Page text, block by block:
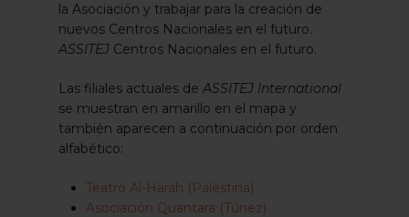
la Asociación y trabajar para la creación de
nuevos Centros Nacionales en el futuro.
ASSITEJ Centros Nacionales en el futuro.
Las filiales actuales deASSITEJ International
se muestran en amarillo en el mapa y
también aparecen a continuación por orden
alfabético:
Teatro Al-Harah (Palestina)
Asociación Quantara (Túnez)